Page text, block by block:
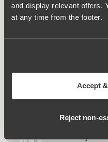
and display relevant offers.
at any time from the footer.
Accept
Reject
Materiaal: 75% polyamide,
Wasinstructies: Fijne was
Zijsteun
Comfortbandjes